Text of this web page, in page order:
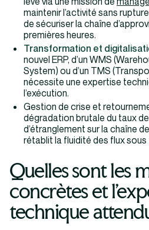
maintenir l’activité sans
de sécuriser la chaîne
premières heures.
Transformation et
nouvel ERP, d’un WMS
System) ou d’un TMS
nécessite une expertise
l’exécution.
Gestion de crise et
dégradation brutale du taux
d’étranglement sur la chaîne
rétablit la fluidité des flux
Quelles sont les
concrètes et
technique